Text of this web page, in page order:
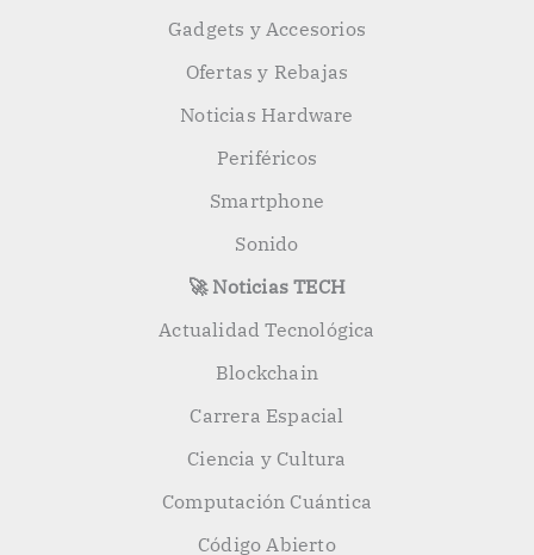
Gadgets y Accesorios
Ofertas y Rebajas
Noticias Hardware
Periféricos
Smartphone
Sonido
🚀 Noticias TECH
Actualidad Tecnológica
Blockchain
Carrera Espacial
Ciencia y Cultura
Computación Cuántica
Código Abierto